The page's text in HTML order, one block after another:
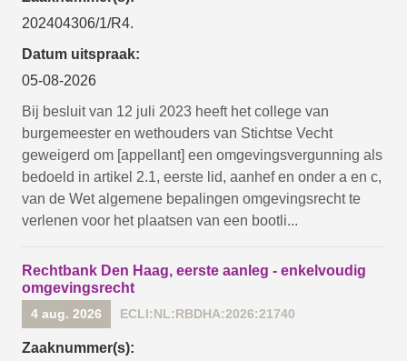
202404306/1/R4.
Datum uitspraak:
05-08-2026
Bij besluit van 12 juli 2023 heeft het college van
burgemeester en wethouders van Stichtse Vecht
geweigerd om [appellant] een omgevingsvergunning als
bedoeld in artikel 2.1, eerste lid, aanhef en onder a en c,
van de Wet algemene bepalingen omgevingsrecht te
verlenen voor het plaatsen van een bootli...
Rechtbank Den Haag, eerste aanleg - enkelvoudig
omgevingsrecht
4 aug. 2026 ECLI:NL:RBDHA:2026:21740
Zaaknummer(s):